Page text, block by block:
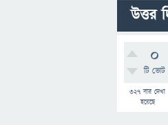
উত্তর
0
টি ভোট
327 বার দেখা
হয়েছে